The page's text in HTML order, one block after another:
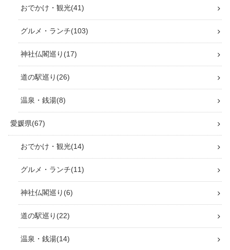
おでかけ・観光 41
グルメ・ランチ 103
神社仏閣巡り 17
道の駅巡り 26
温泉・銭湯 8
愛媛県 67
おでかけ・観光 14
グルメ・ランチ 11
神社仏閣巡り 6
道の駅巡り 22
温泉・銭湯 14